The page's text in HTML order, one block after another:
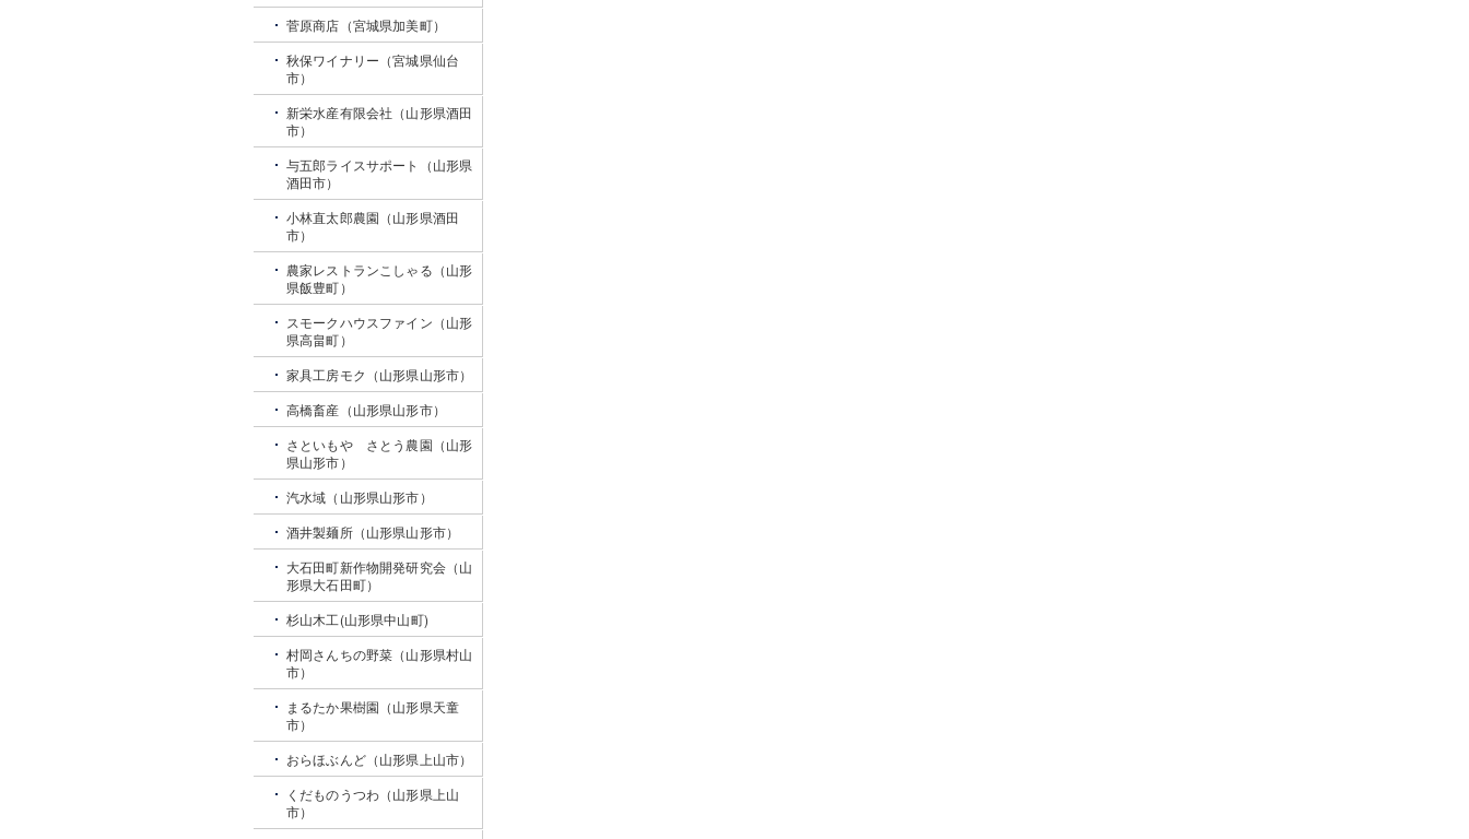
菅原商店（宮城県加美町）
秋保ワイナリー（宮城県仙台
市）
新栄水産有限会社（山形県酒田
市）
与五郎ライスサポート（山形県
酒田市）
小林直太郎農園（山形県酒田
市）
農家レストランこしゃる（山形
県飯豊町）
スモークハウスファイン（山形
県高畠町）
家具工房モク（山形県山形市）
高橋畜産（山形県山形市）
さといもや さとう農園（山形
県山形市）
汽水域（山形県山形市）
酒井製麺所（山形県山形市）
大石田町新作物開発研究会（山
形県大石田町）
杉山木工(山形県中山町)
村岡さんちの野菜（山形県村山
市）
まるたか果樹園（山形県天童
市）
おらほぶんど（山形県上山市）
くだものうつわ（山形県上山
市）